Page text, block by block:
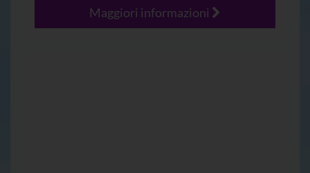
Maggiori informazioni